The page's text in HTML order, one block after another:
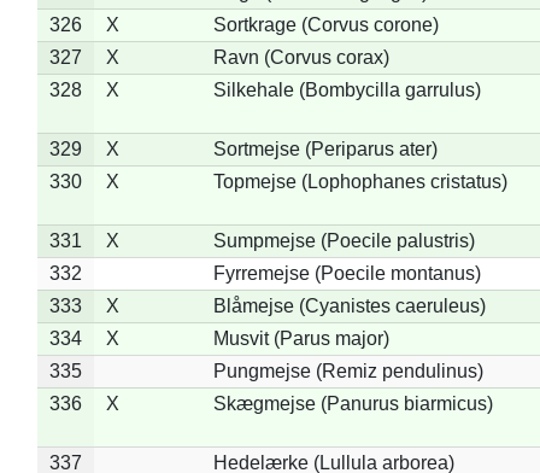
326
X
Sortkrage (Corvus corone)
327
X
Ravn (Corvus corax)
328
X Silkehale (Bombycilla garrulus)
329 X
Sortmejse (Periparus ater)
330
X Topmejse (Lophophanes cristatus)
331 X
Sumpmejse (Poecile palustris)
332
Fyrremejse (Poecile montanus)
333
X
Blåmejse (Cyanistes caeruleus)
334
X
Musvit (Parus major)
335
Pungmejse (Remiz pendulinus)
336
X Skægmejse (Panurus biarmicus)
337 Hedelærke (Lullula arborea)